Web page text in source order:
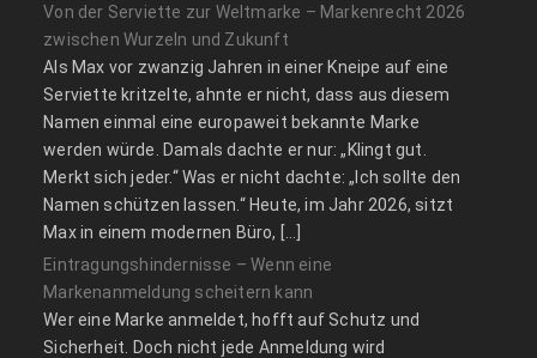
Von der Serviette zur Weltmarke – Markenrecht 2026
zwischen Wurzeln und Zukunft
Als Max vor zwanzig Jahren in einer Kneipe auf eine
Serviette kritzelte, ahnte er nicht, dass aus diesem
Namen einmal eine europaweit bekannte Marke
werden würde. Damals dachte er nur: „Klingt gut.
Merkt sich jeder.“ Was er nicht dachte: „Ich sollte den
Namen schützen lassen.“ Heute, im Jahr 2026, sitzt
Max in einem modernen Büro, […]
Eintragungshindernisse – Wenn eine
Markenanmeldung scheitern kann
Wer eine Marke anmeldet, hofft auf Schutz und
Sicherheit. Doch nicht jede Anmeldung wird